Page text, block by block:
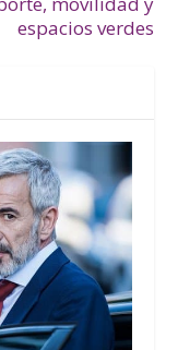
espacios verdes